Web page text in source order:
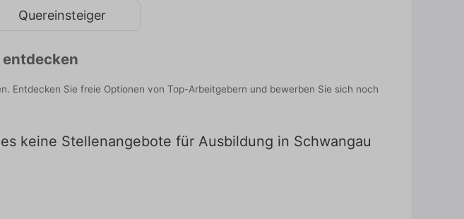
Quereinsteiger
Entdecken Sie freie Optionen von Top-Arbeitgebern und bewerben Sie sich noch
keine Stellenangebote für Ausbildung in Schwangau